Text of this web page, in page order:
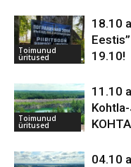
Toimunud
üritused
18.10
19.10!
Toimunud
üritused
11.10
04.10